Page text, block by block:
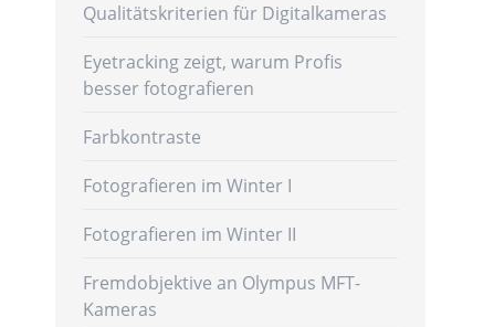
Qualitätskriterien für Digitalkameras
Eyetracking zeigt, warum Profis
besser fotografieren
Farbkontraste
Fotografieren im Winter I
Fotografieren im Winter II
Fremdobjektive an Olympus MFT-
Kameras